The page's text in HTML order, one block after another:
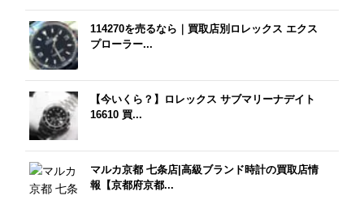
114270を売るなら｜買取店別ロレックス エクス
プローラー...
【今いくら？】ロレックス サブマリーナデイト
16610 買...
マルカ京都 七条店|高級ブランド時計の買取店情
報【京都府京都...